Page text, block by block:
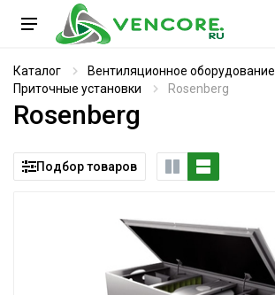
Каталог
Вентиляционное оборудование
Приточные установки
Rosenberg
Rosenberg
Подбор товаров